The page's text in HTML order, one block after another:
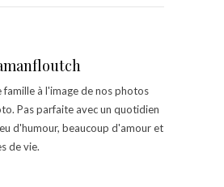
famille à l'image de nos photos
Pas parfaite avec un quotidien
d'humour, beaucoup d'amour et
de vie.